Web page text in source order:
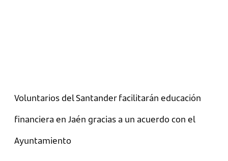
Voluntarios del Santander facilitarán educación
financiera en Jaén gracias a un acuerdo con el
Ayuntamiento